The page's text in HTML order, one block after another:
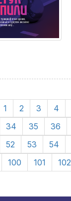
1 2 3 4
34 35 36
52 53 54
100 101 102